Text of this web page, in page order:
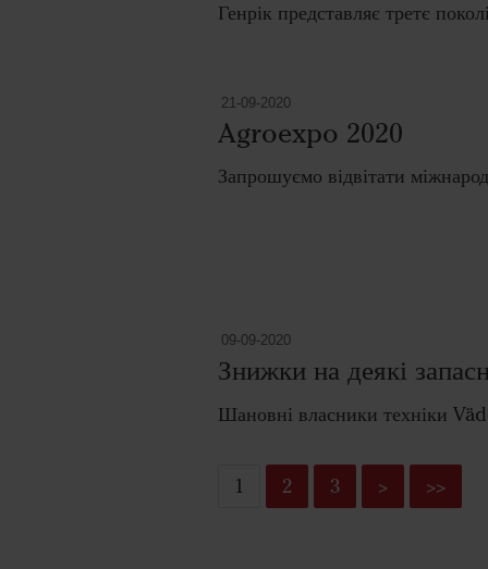
Генрік представляє третє
21-09-2020
Agroexpo 2020
Запрошуємо відвітати
09-09-2020
Знижки на деякі
Шановні власники техніки
1 2 3 > >>